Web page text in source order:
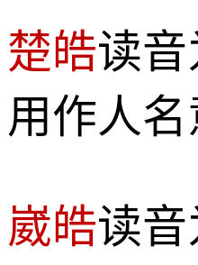
楚皓读音
用作人
崴皓读